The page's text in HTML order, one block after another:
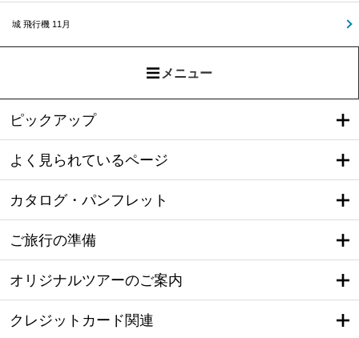
城 飛行機 11月
メニュー
ピックアップ
よく見られているページ
カタログ・パンフレット
ご旅行の準備
オリジナルツアーのご案内
クレジットカード関連